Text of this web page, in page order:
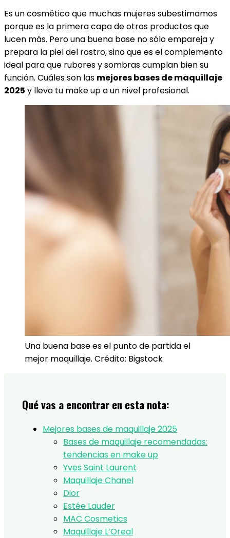
Es un cosmético que muchas mujeres subestimamos
porque es la primera capa de otros productos que
lucen más. Pero una buena base no sólo empareja y
prepara la piel del rostro, sino que es el complemento
ideal para que rubores y sombras cumplan bien su
función. Cuáles son las mejores bases de maquillaje
2025 y lleva tu make up a un nivel profesional.
Una buena base es el punto de partida el
mejor maquillaje. Crédito: Bigstock
Qué vas a encontrar en esta nota:
Mejores bases de maquillaje 2025
Bases de maquillaje recomendadas:
tendencias en make up
Yves Saint Laurent
Maquillaje Chanel
Dior
Estée Lauder
MAC Cosmetics
Maquillaje L’Oreal